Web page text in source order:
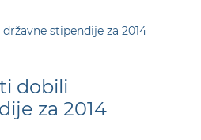
stipendije za 2014
dobili
za 2014